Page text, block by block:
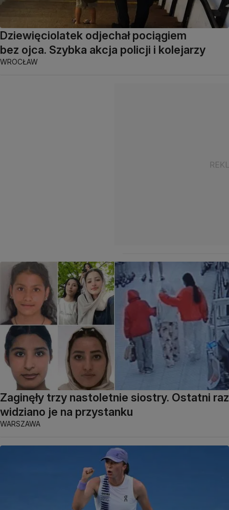
Dziewięciolatek odjechał pociągiem
bez ojca. Szybka akcja policji i kolejarzy
WROCŁAW
Zaginęły trzy nastoletnie siostry. Ostatni raz
widziano je na przystanku
WARSZAWA